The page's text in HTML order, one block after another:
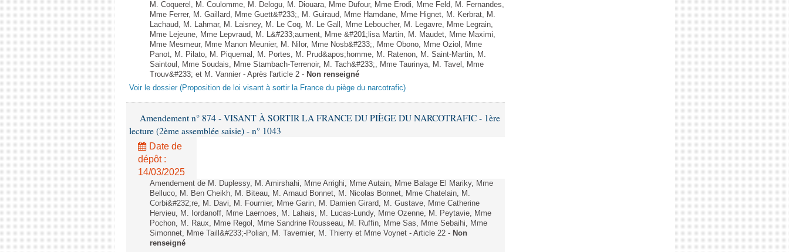
M. Coquerel, M. Coulomme, M. Delogu, M. Diouara, Mme Dufour, Mme Erodi, Mme Feld, M. Fernandes,
Mme Ferrer, M. Gaillard, Mme Guett&#233;, M. Guiraud, Mme Hamdane, Mme Hignet, M. Kerbrat, M.
Lachaud, M. Lahmar, M. Laisney, M. Le Coq, M. Le Gall, Mme Leboucher, M. Legavre, Mme Legrain,
Mme Lejeune, Mme Lepvraud, M. L&#233;aument, Mme &#201;lisa Martin, M. Maudet, Mme Maximi,
Mme Mesmeur, Mme Manon Meunier, M. Nilor, Mme Nosb&#233;, Mme Obono, Mme Oziol, Mme
Panot, M. Pilato, M. Piquemal, M. Portes, M. Prud&apos;homme, M. Ratenon, M. Saint-Martin, M.
Saintoul, Mme Soudais, Mme Stambach-Terrenoir, M. Tach&#233;, Mme Taurinya, M. Tavel, Mme
Trouv&#233; et M. Vannier - Après l'article 2 - Non renseigné
Voir le dossier (Proposition de loi visant à sortir la France du piège du narcotrafic)
Amendement n° 874 - VISANT À SORTIR LA FRANCE DU PIÈGE DU NARCOTRAFIC - 1ère
lecture (2ème assemblée saisie) - n° 1043
Date de
dépôt :
14/03/2025
Amendement de M. Duplessy, M. Amirshahi, Mme Arrighi, Mme Autain, Mme Balage El Mariky, Mme
Belluco, M. Ben Cheikh, M. Biteau, M. Arnaud Bonnet, M. Nicolas Bonnet, Mme Chatelain, M.
Corbi&#232;re, M. Davi, M. Fournier, Mme Garin, M. Damien Girard, M. Gustave, Mme Catherine
Hervieu, M. Iordanoff, Mme Laernoes, M. Lahais, M. Lucas-Lundy, Mme Ozenne, M. Peytavie, Mme
Pochon, M. Raux, Mme Regol, Mme Sandrine Rousseau, M. Ruffin, Mme Sas, Mme Sebaihi, Mme
Simonnet, Mme Taill&#233;-Polian, M. Tavernier, M. Thierry et Mme Voynet - Article 22 - Non
renseigné